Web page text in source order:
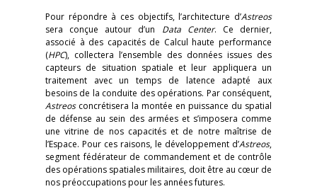
Pour répondre à ces objectifs, l’architecture d’Astreos
sera conçue autour d’un Data Center. Ce dernier,
associé à des capacités de Calcul haute performance
(HPC), collectera l’ensemble des données issues des
capteurs de situation spatiale et leur appliquera un
traitement avec un temps de latence adapté aux
besoins de la conduite des opérations. Par conséquent,
Astreos concrétisera la montée en puissance du spatial
de défense au sein des armées et s’imposera comme
une vitrine de nos capacités et de notre maîtrise de
l’Espace. Pour ces raisons, le développement d’Astreos,
segment fédérateur de commandement et de contrôle
des opérations spatiales militaires, doit être au cœur de
nos préoccupations pour les années futures.